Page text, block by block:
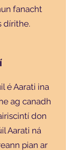
fanacht
dírithe.
é Aarati ina
ag canadh
don
Aarati ná
pian ar